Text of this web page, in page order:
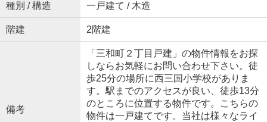
種別 / 構造 一戸建て / 木造
階建 2階建
備考
「三和町２丁目戸建」の物件情報をお探
しならお気軽にお問い合わせ下さい。徒
歩25分の場所に西三国小学校がありま
す。駅までのアクセスが良い、徒歩13分
のところに位置する物件です。こちらの
物件は一戸建てです。当社は様々なライ